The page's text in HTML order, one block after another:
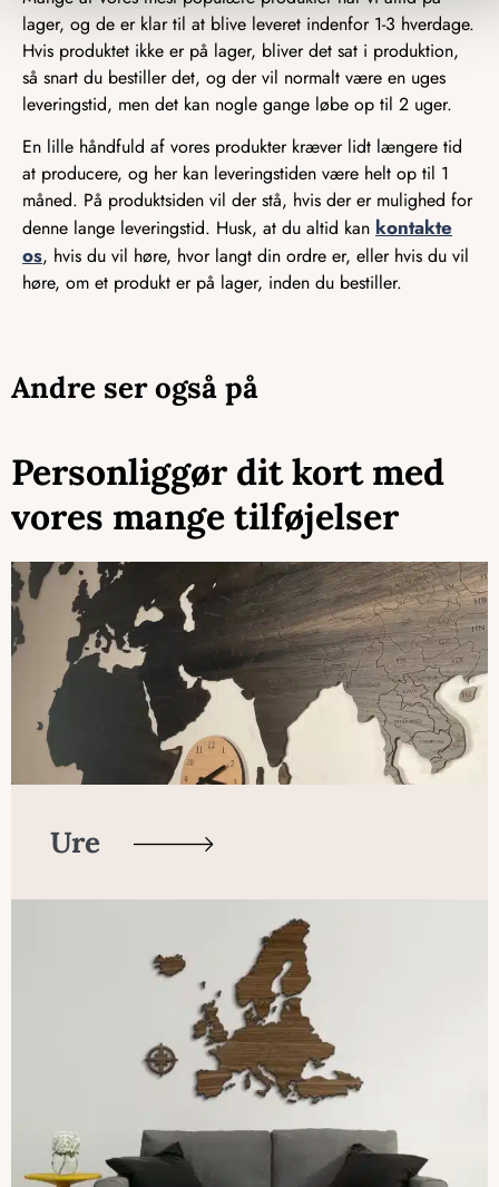
lager, og de er klar til at blive leveret indenfor 1-3 hverdage.
Hvis produktet ikke er på lager, bliver det sat i produktion,
så snart du bestiller det, og der vil normalt være en uges
leveringstid, men det kan nogle gange løbe op til 2 uger.
En lille håndfuld af vores produkter kræver lidt længere tid
at producere, og her kan leveringstiden være helt op til 1
måned. På produktsiden vil der stå, hvis der er mulighed for
denne lange leveringstid. Husk, at du altid kan kontakte
os, hvis du vil høre, hvor langt din ordre er, eller hvis du vil
høre, om et produkt er på lager, inden du bestiller.
Andre ser også på
Personliggør dit kort med
vores mange tilføjelser
Ure